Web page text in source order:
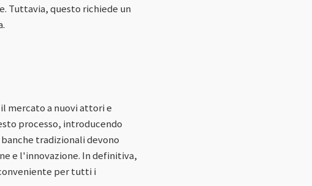
Tuttavia, questo richiede un
mercato a nuovi attori e
processo, introducendo
tradizionali devono
e l'innovazione. In definitiva,
per tutti i